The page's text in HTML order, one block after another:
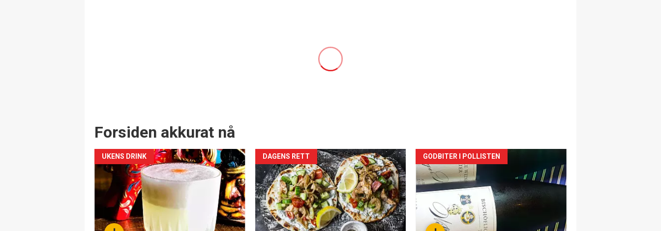
Forsiden akkurat nå
UKENS DRINK
Forsiden
akkurat
nå
-
DAGENS RETT
Forsiden
akkurat
nå
GODBITER I POLLISTEN